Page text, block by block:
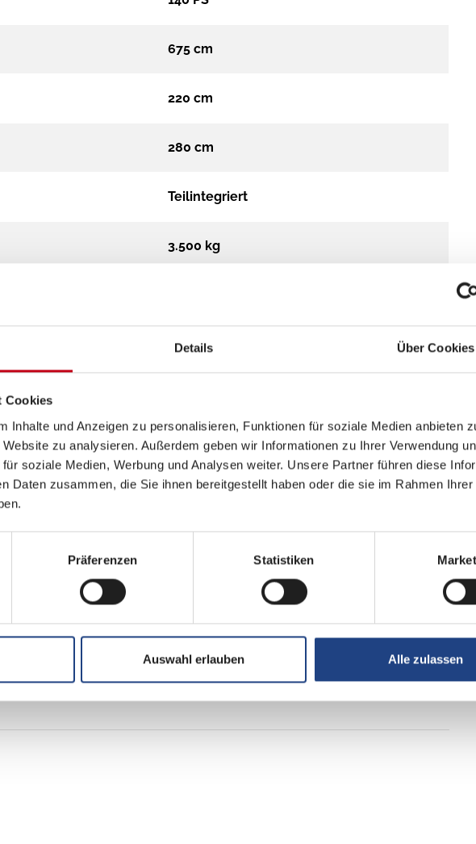
Details Über Cookies
Cookies
Inhalte und Anzeigen zu personalisieren, Funktionen für soziale Medien anbieten
zu analysieren. Außerdem geben wir Informationen zu Ihrer Verwendung
soziale Medien, Werbung und Analysen weiter. Unsere Partner führen diese
Daten zusammen, die Sie ihnen bereitgestellt haben oder die sie im Rahmen
Präferenzen Statistiken
Auswahl erlauben Alle zulassen
675 cm
220 cm
280 cm
Teilintegriert
3.500 kg
Automatik
2200 cm³
2
grün